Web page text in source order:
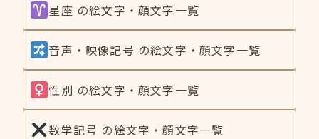
星座 の絵文字・顔文字一覧
音声・映像記号 の絵文字・顔文字一覧
性別 の絵文字・顔文字一覧
数学記号 の絵文字・顔文字一覧